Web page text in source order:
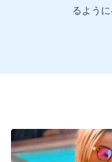
るよう